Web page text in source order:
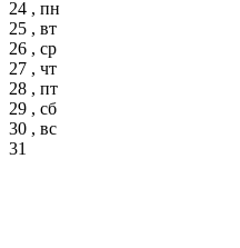
24 , пн
25 , вт
26 , ср
27 , чт
28 , пт
29 , сб
30 , вс
31